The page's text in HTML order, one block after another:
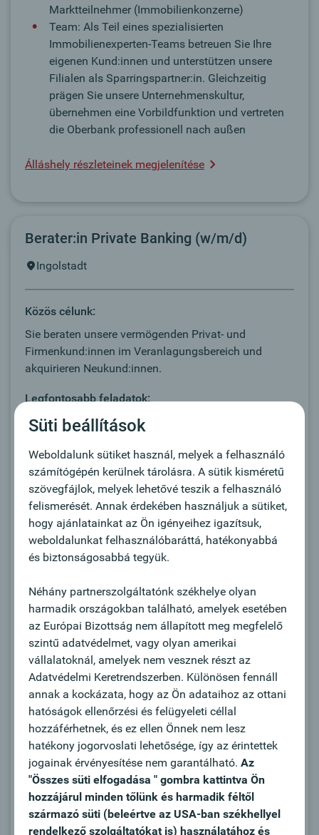
Marktteilnehmer (Immobilienkonzerne)
Team: Als Teil eines spezialisierten
Immobilienexperten-Teams betreuen Sie Ihre
eigenen Kund:innen und unterstützen unsere
Filialen als Sparringspartner:in. Gleichzeitig
prägen Sie unsere Unternehmenskultur,
übernehmen eine Vorbildfunktion und vertreten
die Oberbank professionell nach außen
Álláshely részleteinek megjelenítése
Berater:in Private Banking (w/m/d)
Ingolstadt
Közös célunk:
Sie beraten unsere vermögenden Privat- und
Firmenkund:innen im Veranlagungsbereich und
akquirieren Neukund:innen.
Legfontosabb feladatok:
Aufbau, Pflege und strategische
Banking-Kundenportfolios
Ganzheitliche Beratung vermögender
Privatkund:innen in den Bereichen
Vermögensanlage, Vorsorge und Nachfolge
Gemeinsam mit unseren
Firmenkundenbetreuer:innen beraten Sie unsere
finanzstärksten Unternehmen in
Entwicklung individueller, nachhaltiger
Anlagestrategien in Zusammenarbeit mit
unseren Investment-Spezialist:innen
Aktive Neukundenakquise über Ihr persönliches
Netzwerk und regionale Partnerschaften
Beobachtung aktueller Markt- und
Kapitalmarkttrends sowie proaktive Ableitung
von Chancen für Ihre Kund:innen
Repräsentation der Oberbank bei exklusiven
Veranstaltungen und in regionalen
Wirtschaftsnetzwerken
Sie unterstützen Kolleg:innen bei Fachfragen
zum Thema Veranlagung
Süti beállítások
Weboldalunk sütiket használ, melyek a felhasználó
számítógépén kerülnek tárolásra. A sütik kisméretű
szövegfájlok, melyek lehetővé teszik a felhasználó
felismerését. Annak érdekében használjuk a sütiket,
hogy ajánlatainkat az Ön igényeihez igazítsuk,
weboldalunkat felhasználóbaráttá, hatékonyabbá
és biztonságosabbá tegyük.
Néhány partnerszolgáltatónk székhelye olyan
harmadik országokban található, amelyek esetében
az Európai Bizottság nem állapított meg megfelelő
szintű adatvédelmet, vagy olyan amerikai
vállalatoknál, amelyek nem vesznek részt az
Adatvédelmi Keretrendszerben. Különösen fennáll
annak a kockázata, hogy az Ön adataihoz az ottani
hatóságok ellenőrzési és felügyeleti céllal
hozzáférhetnek, és ez ellen Önnek nem lesz
hatékony jogorvoslati lehetősége, így az érintettek
jogainak érvényesítése nem garantálható. Az
"Összes süti elfogadása " gombra kattintva Ön
hozzájárul minden tőlünk és harmadik féltől
származó süti (beleértve az USA-ban székhellyel
rendelkező szolgáltatókat is) használatához és